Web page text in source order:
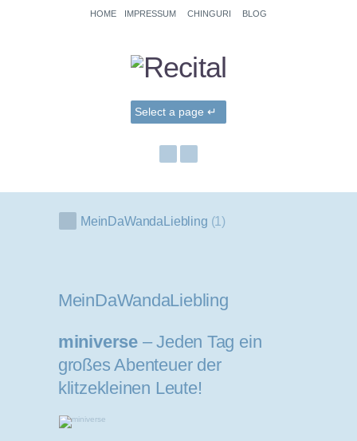
HOME IMPRESSUM CHINGURI BLOG
MeinDaWandaLiebling 1
MeinDaWandaLiebling
miniverse– Jeden Tag ein
großes Abenteuer der
klitzekleinen Leute!